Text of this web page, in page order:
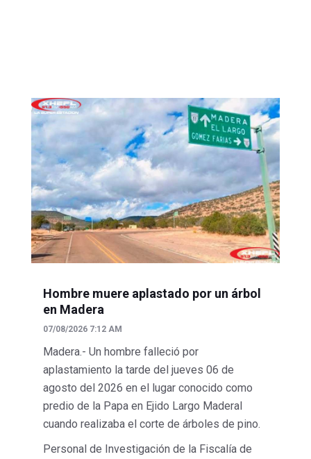
Hombre muere aplastado por un árbol
en Madera
07/08/2026 7:12 AM
Madera.- Un hombre falleció por
aplastamiento la tarde del jueves 06 de
agosto del 2026 en el lugar conocido como
predio de la Papa en Ejido Largo Maderal
cuando realizaba el corte de árboles de pino.
Personal de Investigación de la Fiscalía de